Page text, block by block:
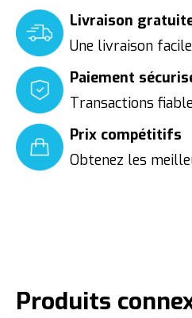
Livraison
Une livraison
Paiement
Transactions
Prix compétitifs
Obtenez les
Produits